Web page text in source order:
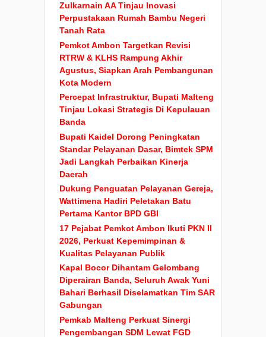
Zulkarnain AA Tinjau Inovasi
Perpustakaan Rumah Bambu Negeri
Tanah Rata
Pemkot Ambon Targetkan Revisi
RTRW & KLHS Rampung Akhir
Agustus, Siapkan Arah Pembangunan
Kota Modern
Percepat Infrastruktur, Bupati Malteng
Tinjau Lokasi Strategis Di Kepulauan
Banda
Bupati Kaidel Dorong Peningkatan
Standar Pelayanan Dasar, Bimtek SPM
Jadi Langkah Perbaikan Kinerja
Daerah
Dukung Penguatan Pelayanan Gereja,
Wattimena Hadiri Peletakan Batu
Pertama Kantor BPD GBI
17 Pejabat Pemkot Ambon Ikuti PKN II
2026, Perkuat Kepemimpinan &
Kualitas Pelayanan Publik
Kapal Bocor Dihantam Gelombang
Diperairan Banda, Seluruh Awak Yuni
Bahari Berhasil Diselamatkan Tim SAR
Gabungan
Pemkab Malteng Perkuat Sinergi
Pengembangan SDM Lewat FGD